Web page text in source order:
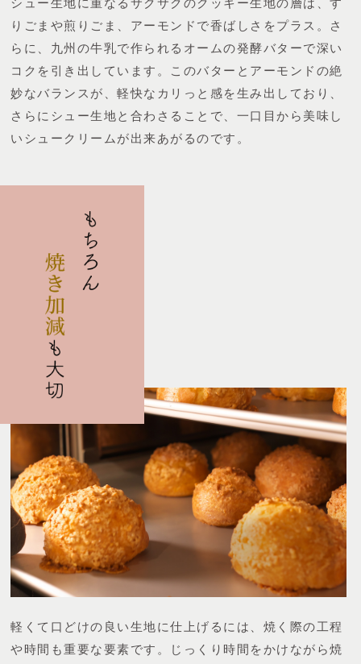
りごまや煎りごま、アーモンドで香ばしさをプラス。さ
らに、九州の牛乳で作られるオームの発酵バターで深い
コクを引き出しています。 このバターとアーモンドの絶
妙なバランスが、軽快なカリっと感を生み出しており、
さらにシュー生地と合わさることで、一口目から美味し
いシュークリームが出来あがるのです。
軽くて口どけの良い生地に仕上げるには、焼く際の工程
や時間も重要な要素です。
じっくり時間をかけながら焼